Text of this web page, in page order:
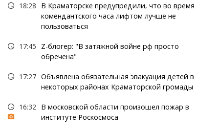
18:28
В Краматорске предупредили, что во время
комендантского часа лифтом лучше не
пользоваться
17:45
Z-блогер: "В затяжной войне рф просто
обречена"
17:27 Объявлена обязательная эвакуация детей в
некоторых районах Краматорской громады
16:32 В московской области произошел пожар в
институте Роскосмоса